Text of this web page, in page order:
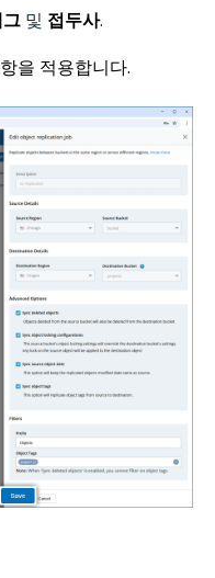
및 접두사.
을 적용합니다.